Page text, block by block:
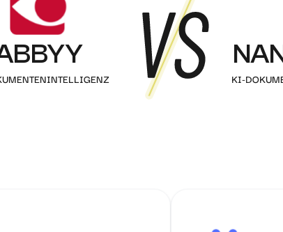
Dokumentenauthentizität
Intelligente
Trennung
Automatische Trennung
Rezept
Alle Ressourcen & Leitfäden
Artikel, Tutorials, Kundenfälle und mehr
KI-